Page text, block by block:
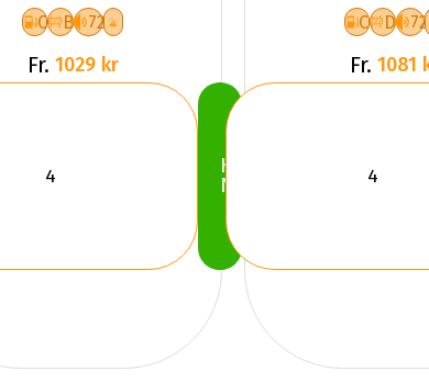
C B 72
Fr. 1029 kr
Köp
Nu
C D 72
Fr. 1081